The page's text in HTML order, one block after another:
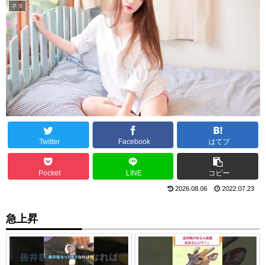
ネタ
Twitter Facebook はてブ
Pocket LINE コピー
2026.08.06 2022.07.23
急上昇